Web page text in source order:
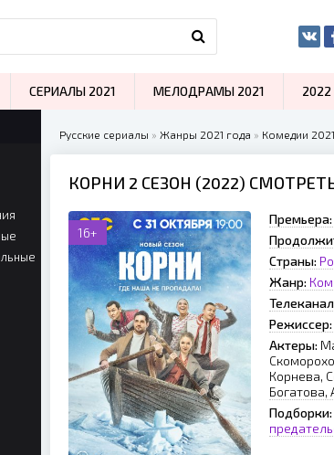
Русские сериалы » Жанры 2021 года » Комедии 2021
КОРНИ 2 СЕЗОН (2022)
16+
Премьера:
Страны:
Жанр:
Режиссер:
Актеры:
Корнева,
Подборки:
СЕРИАЛЫ 2021 МЕЛОДРАМЫ 2021 2022